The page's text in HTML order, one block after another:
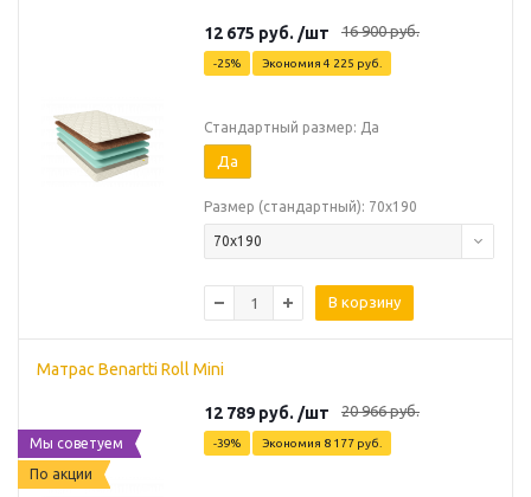
12 675 руб. /шт 16 900руб.
-25% Экономия 4 225 руб.
Стандартный размер: Да
Да
Размер (стандартный): 70х190
70х190
В корзину
Матрас Benartti Roll Mini
Мы советуем
По акции
12 789 руб. /шт 20 966руб.
-39% Экономия 8 177 руб.